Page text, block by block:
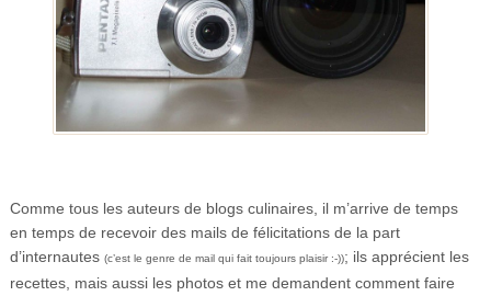
Comme tous les auteurs de blogs culinaires, il m’arrive de temps
en temps de recevoir des mails de félicitations de la part
d’internautes (c’est le genre de mail qui fait toujours plaisir :-)); ils apprécient les
recettes, mais aussi les photos et me demandent comment faire